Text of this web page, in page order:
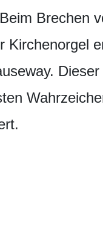
Brechen
Kirchenorgel